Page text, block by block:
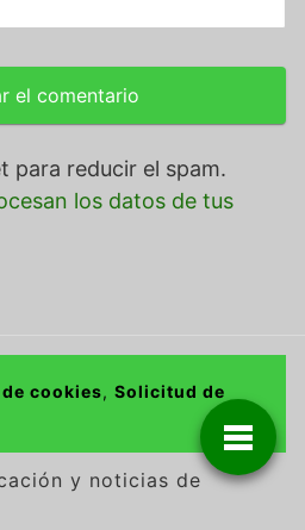
para reducir el spam.
los datos de tus
cookies, Solicitud de
y noticias de